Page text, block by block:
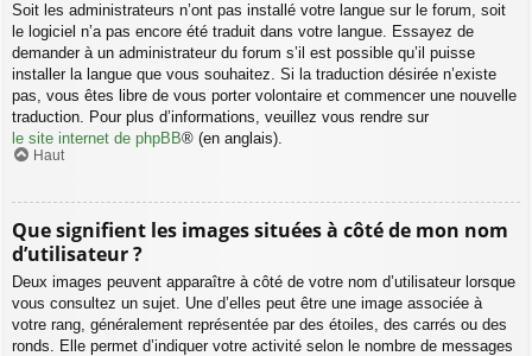
Soit les administrateurs n’ont pas installé votre langue sur le forum, soit
le logiciel n’a pas encore été traduit dans votre langue. Essayez de
demander à un administrateur du forum s’il est possible qu’il puisse
installer la langue que vous souhaitez. Si la traduction désirée n’existe
pas, vous êtes libre de vous porter volontaire et commencer une nouvelle
traduction. Pour plus d’informations, veuillez vous rendre sur
le site internet de phpBB® (en anglais).
Haut
Que signifient les images situées à côté de mon nom
d’utilisateur ?
Deux images peuvent apparaître à côté de votre nom d’utilisateur lorsque
vous consultez un sujet. Une d’elles peut être une image associée à
votre rang, généralement représentée par des étoiles, des carrés ou des
ronds. Elle permet d’indiquer votre activité selon le nombre de messages